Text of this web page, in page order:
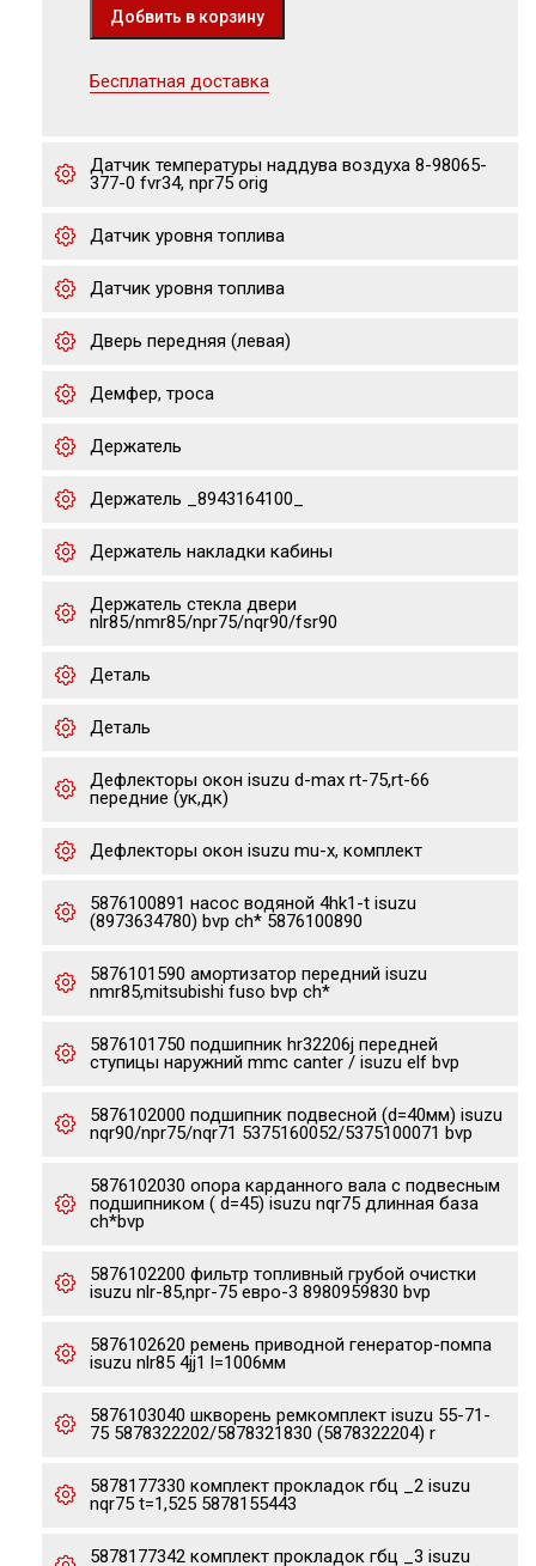
Бесплатная доставка
Датчик температуры наддува воздуха 8-98065-
377-0 fvr34, npr75 orig
Датчик уровня топлива
Датчик уровня топлива
Дверь передняя (левая)
Демфер, троса
Держатель
Держатель _8943164100_
Держатель накладки кабины
Держатель стекла двери
nlr85/nmr85/npr75/nqr90/fsr90
Деталь
Деталь
Дефлекторы окон isuzu d-max rt-75,rt-66
передние (ук,дк)
Дефлекторы окон isuzu mu-x, комплект
5876100891 насос водяной 4hk1-t isuzu
(8973634780) bvp ch* 5876100890
5876101590 амортизатор передний isuzu
nmr85,mitsubishi fuso bvp ch*
5876101750 подшипник hr32206j передней
ступицы наружний mmc canter / isuzu elf bvp
5876102000 подшипник подвесной (d=40мм) isuzu
nqr90/npr75/nqr71 5375160052/5375100071 bvp
5876102030 опора карданного вала с подвесным
подшипником ( d=45) isuzu nqr75 длинная база
ch*bvp
5876102200 фильтр топливный грубой очистки
isuzu nlr-85,npr-75 евро-3 8980959830 bvp
5876102620 ремень приводной генератор-помпа
isuzu nlr85 4jj1 l=1006мм
5876103040 шкворень ремкомплект isuzu 55-71-
75 5878322202/5878321830 (5878322204) r
5878177330 комплект прокладок гбц _2 isuzu
nqr75 t=1,525 5878155443
5878177342 комплект прокладок гбц _3 isuzu